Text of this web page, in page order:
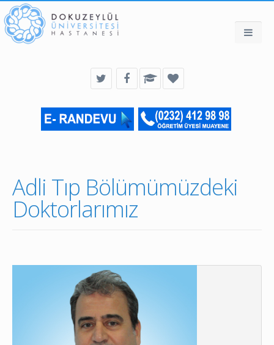
Adli Tıp Bölümümüzdeki
Doktorlarımız